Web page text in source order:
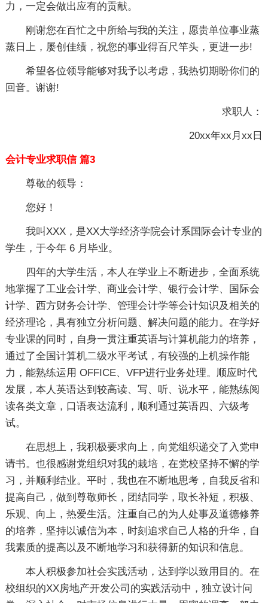
力，一定会做出应有的贡献。
刚谢您在百忙之中所给与我的关注，愿贵单位事业蒸
蒸日上，屡创佳绩，祝您的事业得百尺竿头，更进一步!
希望各位领导能够对我予以考虑，我热切期盼你们的
回音。谢谢!
求职人：
20xx年xx月xx日
会计专业求职信 篇3
尊敬的领导：
您好！
我叫XXX，是XX大学经济学院会计系国际会计专业的
学生，于今年 6 月毕业。
四年的大学生活，本人在学业上不断进步，全面系统
地掌握了工业会计学、商业会计学、银行会计学、国际会
计学、西方财务会计学、管理会计学等会计知识及相关的
经济理论，具有独立分析问题、解决问题的能力。在学好
专业课的同时，自身一贯注重英语与计算机能力的培养，
通过了全国计算机二级水平考试，有较强的上机操作能
力，能熟练运用 OFFICE、VFP进行业务处理。顺应时代
发展，本人英语达到较高读、写、听、说水平，能熟练阅
读各类文章，口语表达流利，顺利通过英语四、六级考
试。
在思想上，我积极要求向上，向党组织递交了入党申
请书。也很感谢党组织对我的栽培，在党校坚持不懈的学
习，并顺利结业。平时，我也在不断地思考，自我反省和
提高自己，做到尊敬师长，团结同学，取长补短，积极、
乐观、向上，热爱生活。注重自己的为人处事及道德修养
的培养，坚持以诚信为本，时刻追求自己人格的升华，自
我素质的提高以及不断地学习和获得新的知识和信息。
本人积极参加社会实践活动，达到学以致用目的。在
校组织的XX房地产开发公司的实践活动中，独立设计问